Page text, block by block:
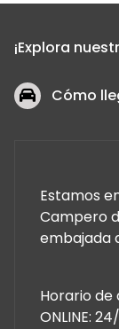
¡Explora
Cómo
Estamos
Campero
embajada
Horario de
ONLINE: